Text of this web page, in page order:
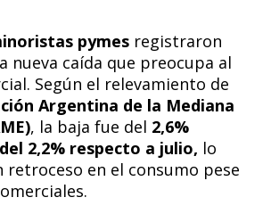
pymes registraron
nueva caída que preocupa al
Según el relevamiento de
Argentina de la Mediana
, la baja fue del 2,6%
2,2% respecto a julio, lo
retroceso en el consumo pese